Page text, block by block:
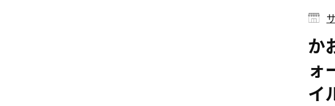
か
ォ
イ